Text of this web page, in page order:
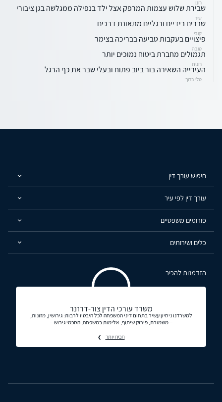
רונן
שבירת שלוש עצמות המרפק אצל ילד בנפילה ממגלשה בגן ציבורי
שיר
שברים בידיים ורגליים מתאונת דרכים
קובי
פיצויים בעקבות טביעה בבריכה בצימר
טובה
תגמולים מחברת ביטוח נמוכים יותר
רונית
העירייה השאירה בור ביוב פתוח ובעלי שבר את כף הרגל
טלי ברוך
חיפוש עורך דין
עורך דין לפי עיר
פורומים משפטיים
כלים ושירותים
הזדמנות להכיר
משרד עורכי הדין צור-דרזנר
למשרדנו ניסיון עשיר בתחום דיני המשפחה לכל היבטיו לרבות: גירושין, מזונות,
משמורת, פירוק שיתוף, אלימות במשפחה, הסכמי גירוש
תכירו יותר